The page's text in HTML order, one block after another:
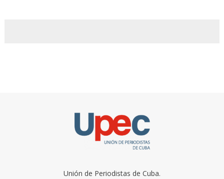
Unión de Periodistas de Cuba.